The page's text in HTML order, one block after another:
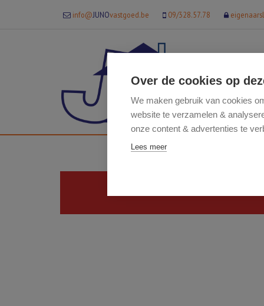
info@JUNOvastgoed.be 09/328.57.78
Over de cookies op
We maken gebruik van cookies
website te verzamelen &
onze content & advertenties te
Lees meer